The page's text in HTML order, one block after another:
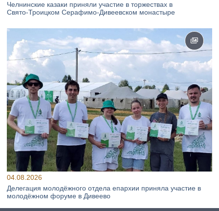
Челнинские казаки приняли участие в торжествах в
Свято‑Троицком Серафимо‑Дивеевском монастыре
04.08.2026
Делегация молодёжного отдела епархии приняла участие в
молодёжном форуме в Дивеево